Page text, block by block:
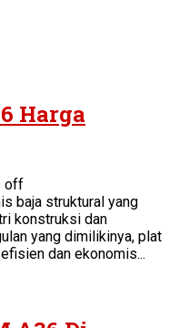
Harga
off
baja struktural yang
konstruksi dan
yang dimilikinya, plat
dan ekonomis...